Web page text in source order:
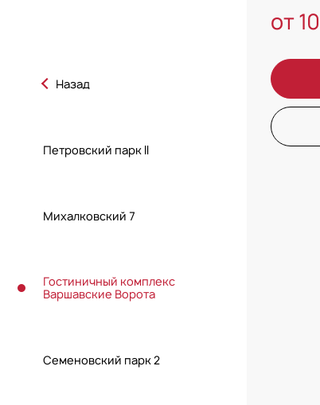
Назад
Петровский парк II
Михалковский 7
Гостиничный комплекс
Варшавские Ворота
Семеновский парк 2
от